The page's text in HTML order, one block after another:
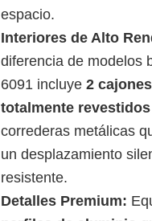
espacio.
Interiores de Alto
diferencia de modelos
6091 incluye2
totalmente revestidos
correderas metálicas
un desplazamiento
resistente.
Detalles Premium: